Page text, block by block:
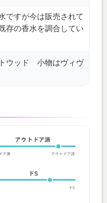
ですが今は販売されて
存の香水を調合してい
ウッド 小物はヴィヴ